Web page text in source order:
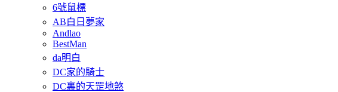
6號鼠標
AB白日夢家
Andlao
BestMan
da明白
DC家的騎士
DC裏的天罡地煞